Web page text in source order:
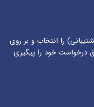
) را انتخاب و بر روی
درخواست خود را پیگیری